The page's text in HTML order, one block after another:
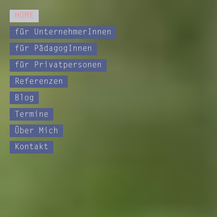
HOME
für UnternehmerInnen
für PädagogInnen
für Privatpersonen
Referenzen
Blog
Termine
Über Mich
Kontakt